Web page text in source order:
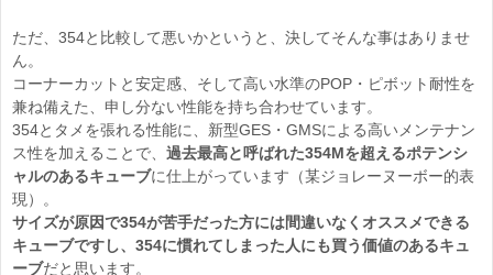
ただ、354と比較して悪いかというと、決してそんな事はありませ
ん。
コーナーカットと安定感、そして高い水準のPOP・ピボット耐性を
兼ね備えた、申し分ない性能を持ち合わせています。
354とタメを張れる性能に、新型GES・GMSによる高いメンテナン
ス性を加えることで、 過去最高と呼ばれた354Mを超えるポテンシ
ャルのあるキューブに仕上がっています（某ジョレーヌーボー的表
現）。
サイズが原因で354が苦手だった方には間違いなくオススメできる
キューブですし、354に慣れてしまった人にも買う価値のあるキュ
ーブだと思います。